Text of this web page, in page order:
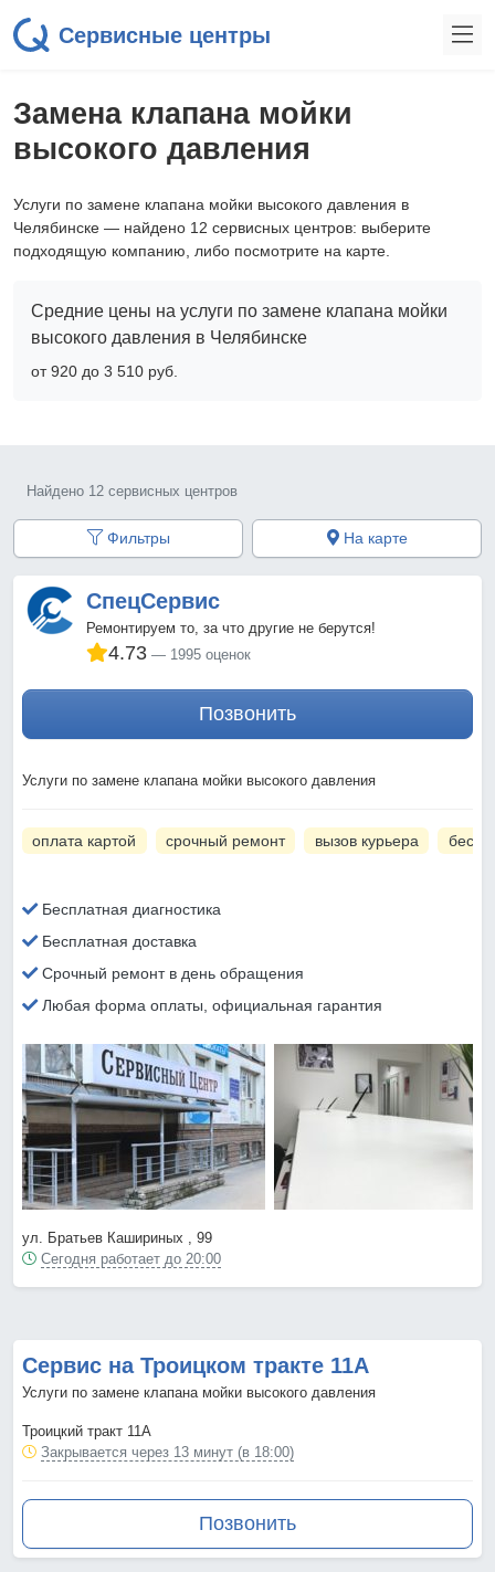
Сервисные центры
Замена клапана мойки
высокого давления
Услуги по замене клапана мойки высокого давления в
Челябинске — найдено 12 сервисных центров: выберите
подходящую компанию, либо посмотрите на карте.
Средние цены на услуги по замене клапана мойки
высокого давления в Челябинске
от 920 до 3 510 pyб.
Найдено 12 сервисных центров
Фильтры На карте
СпецСервис
Ремонтируем то, за что другие не берутся!
4.73 1995 оценок
Позвонить
Услуги по замене клапана мойки высокого давления
оплата картой срочный ремонт вызов курьера
Бесплатная диагностика
Бесплатная доставка
Срочный ремонт в день обращения
Любая форма оплаты, официальная гарантия
ул. Братьев Кашириных , 99
Сегодня работает до 20:00
Сервис на Троицком тракте 11А
Услуги по замене клапана мойки высокого давления
Троицкий тракт 11А
Закрывается через 13 минут (в 18:00)
Позвонить